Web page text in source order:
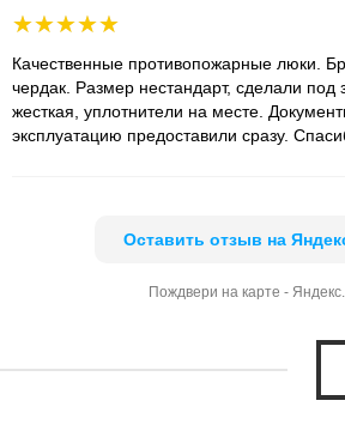
Качественные противопожарные люки.
чердак. Размер нестандарт, сделали под
жесткая, уплотнители на месте.
эксплуатацию предоставили сразу.
Оставить отзыв на
Пождвери на карте -